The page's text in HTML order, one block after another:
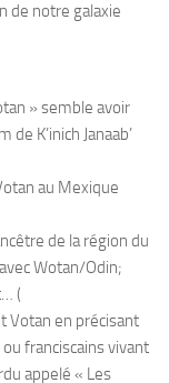
de notre galaxie
» semble avoir
K’inich Janaab’
au Mexique
de la région du
Wotan/Odin;
(
Votan en précisant
franciscains vivant
appelé « Les